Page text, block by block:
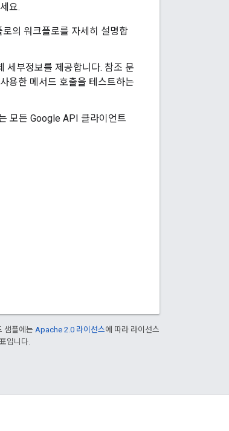
요.
의 워크플로를 자세히 설명합
세부정보를 제공합니다. 참조 문
용한 메서드 호출을 테스트하는
모든 Google API 클라이언트
샘플에는 Apache 2.0 라이선스에 따라 라이선스
입니다.